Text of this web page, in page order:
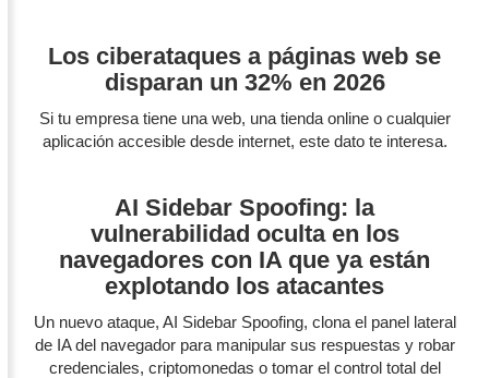
Los ciberataques a páginas web se
disparan un 32% en 2026
Si tu empresa tiene una web, una tienda online o cualquier
aplicación accesible desde internet, este dato te interesa.
AI Sidebar Spoofing: la
vulnerabilidad oculta en los
navegadores con IA que ya están
explotando los atacantes
Un nuevo ataque, AI Sidebar Spoofing, clona el panel lateral
de IA del navegador para manipular sus respuestas y robar
credenciales, criptomonedas o tomar el control total del